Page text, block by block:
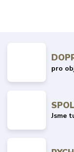
pro
Jsme